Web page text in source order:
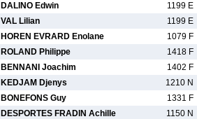
DALINO Edwin
1199 E
VAL Lilian
1199 E
HOREN EVRARD Enolane
1079 F
ROLAND Philippe
1418 F
BENNANI Joachim
1402 F
KEDJAM Djenys
1210 N
BONEFONS Guy
1331 F
DESPORTES FRADIN Achille
1150 N